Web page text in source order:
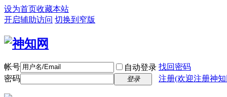
设为首页收藏本站
开启辅助访问 切换到窄版
帐号 自动登录 找回密码
密码
登录 注册(欢迎注册神